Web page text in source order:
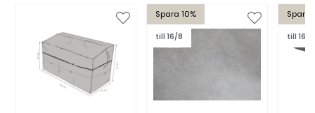
Spara 10%
till 16/8
Spara
till 16/8